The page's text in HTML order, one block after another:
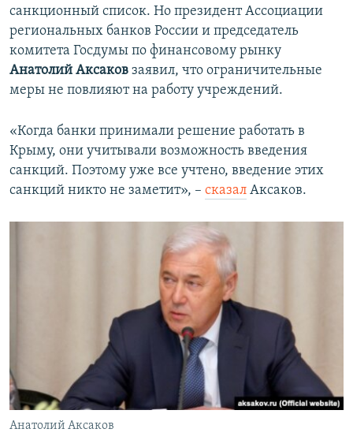
санкционный список. Но президент Ассоциации
региональных банков России и председатель
комитета Госдумы по финансовому рынку
Анатолий Аксаков заявил, что ограничительные
меры не повлияют на работу учреждений.
«Когда банки принимали решение работать в
Крыму, они учитывали возможность введения
санкций. Поэтому уже все учтено, введение этих
санкций никто не заметит», – сказал Аксаков.
Анатолий Аксаков